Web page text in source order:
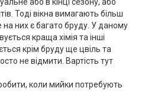
Тоді вікна вимагають більш
на них є багато бруду. У даному
краща хімія та інші
крім бруду ще цвіль та
не відмити. Вартість тут
коли мийки потребують